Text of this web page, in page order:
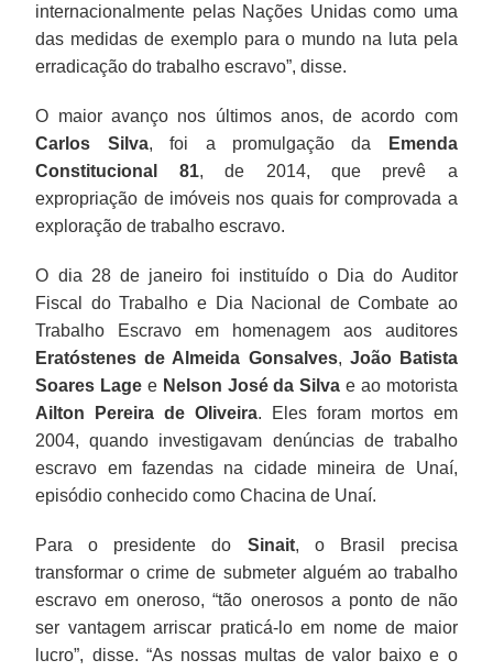
internacionalmente pelas Nações Unidas como uma
das medidas de exemplo para o mundo na luta pela
erradicação do trabalho escravo”, disse.
O maior avanço nos últimos anos, de acordo com
Carlos Silva, foi a promulgação da
Emenda
Constitucional 81, de 2014, que prevê a
expropriação de imóveis nos quais for comprovada a
exploração de trabalho escravo.
O dia 28 de janeiro foi instituído o Dia do Auditor
Fiscal do Trabalho e Dia Nacional de Combate ao
Trabalho Escravo em homenagem aos auditores
Eratóstenes de Almeida Gonsalves, João Batista
Soares Lage e Nelson José da Silva e ao motorista
Ailton Pereira de Oliveira. Eles foram mortos em
2004, quando investigavam denúncias de trabalho
escravo em fazendas na cidade mineira de Unaí,
episódio conhecido como Chacina de Unaí.
Para o presidente do Sinait, o Brasil precisa
transformar o crime de submeter alguém ao trabalho
escravo em oneroso, “tão onerosos a ponto de não
ser vantagem arriscar praticá-lo em nome de maior
lucro”, disse. “As nossas multas de valor baixo e o